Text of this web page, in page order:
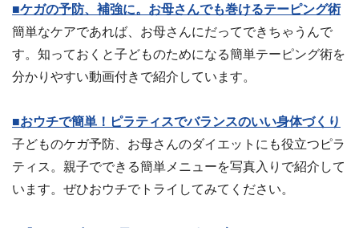
■ケガの予防、補強に。お母さんでも巻けるテーピング術
簡単なケアであれば、お母さんにだってできちゃうんで
す。知っておくと子どものためになる簡単テーピング術を
分かりやすい動画付きで紹介しています。
■おウチで簡単！ピラティスでバランスのいい身体づくり
子どものケガ予防、お母さんのダイエットにも役立つピラ
ティス。親子でできる簡単メニューを写真入りで紹介して
います。ぜひおウチでトライしてみてください。